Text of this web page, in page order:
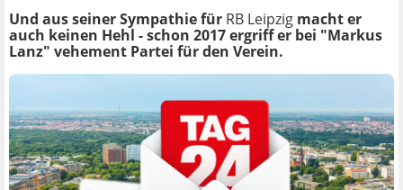
Und aus seiner Sympathie für RB Leipzig macht er
auch keinen Hehl - schon 2017 ergriff er bei "Markus
Lanz" vehement Partei für den Verein.